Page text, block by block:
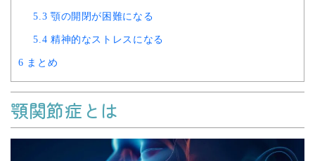
5.3 顎の開閉が困難になる
5.4 精神的なストレスになる
6 まとめ
顎関節症とは